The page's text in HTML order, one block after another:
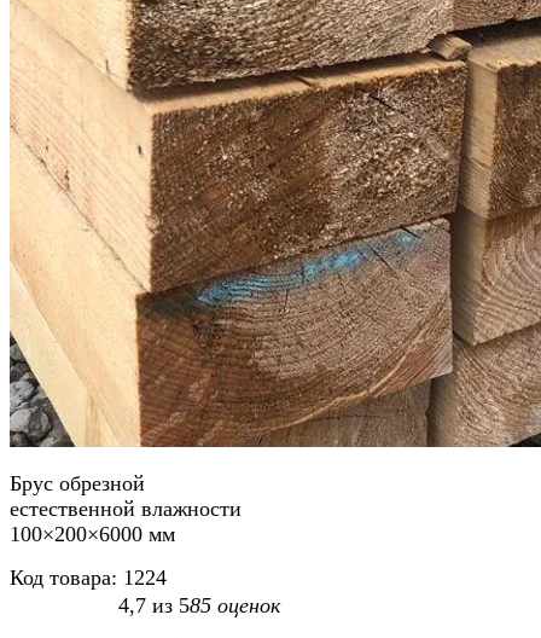
Брус обрезной
естественной влажности
100×200×6000 мм
Код товара: 1224
4,7 из 585 оценок